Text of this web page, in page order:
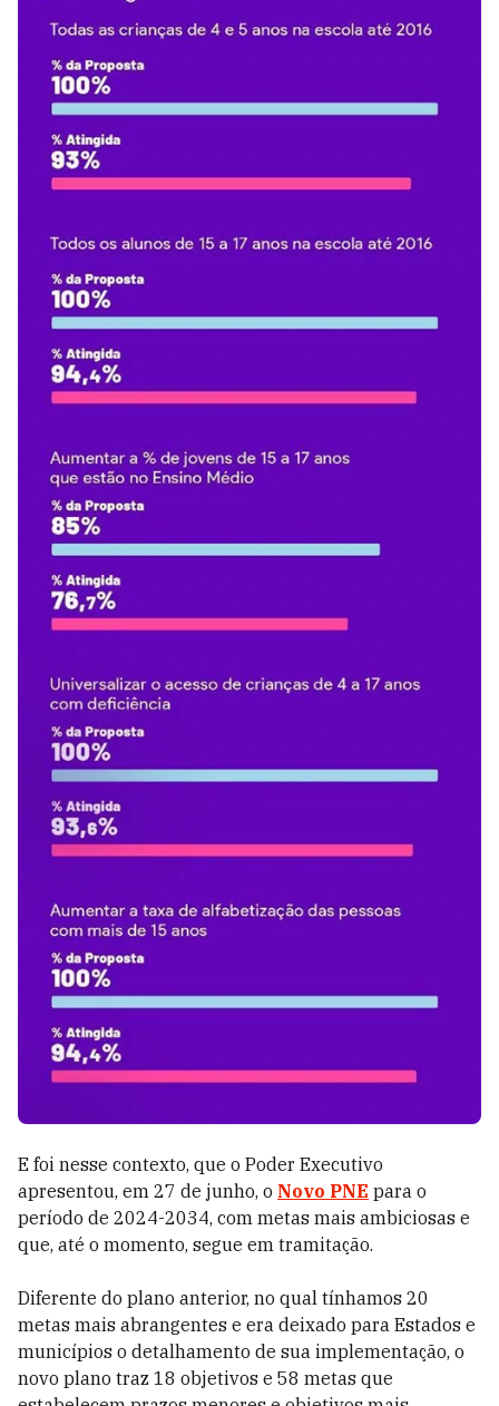
E foi nesse contexto, que o Poder Executivo
apresentou, em 27 de junho, o Novo PNE para o
período de 2024-2034, com metas mais ambiciosas e
que, até o momento, segue em tramitação.
Diferente do plano anterior, no qual tínhamos 20
metas mais abrangentes e era deixado para Estados e
municípios o detalhamento de sua implementação, o
novo plano traz 18 objetivos e 58 metas que